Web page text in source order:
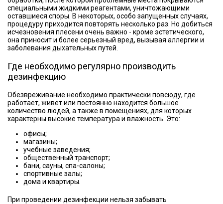
специальными жидкими реагентами, уничтожающими
оставшиеся споры. В некоторых, особо запущенных случаях,
процедуру приходится повторять несколько раз. Но добиться
исчезновения плесени очень важно - кроме эстетического,
она приносит и более серьезный вред, вызывая аллергии и
заболевания дыхательных путей.
Где необходимо регулярно производить
дезинфекцию
Обезвреживание необходимо практически повсюду, где
работает, живет или постоянно находится большое
количество людей, а также в помещениях, для которых
характерны высокие температура и влажность. Это:
офисы;
магазины;
учебные заведения;
общественный транспорт;
бани, сауны, спа-салоны;
спортивные залы;
дома и квартиры.
При проведении дезинфекции нельзя забывать